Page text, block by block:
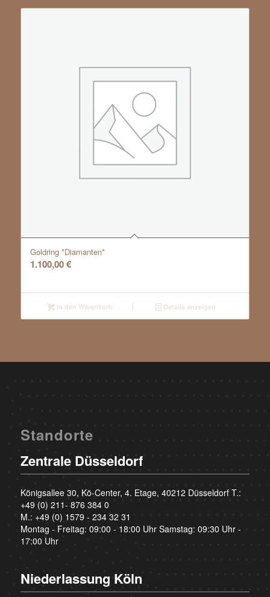
Goldring *Diamanten*
1.100,00€
In den Warenkorb Details anzeigen
Standorte
Zentrale Düsseldorf
Königsallee 30, Kö-Center, 4. Etage, 40212 Düsseldorf T.:
+49 (0) 211- 876 384 0
M.: +49 (0) 1579 - 234 32 31
Montag - Freitag: 09:00 - 18:00 Uhr Samstag: 09:30 Uhr -
17:00 Uhr
Niederlassung Köln